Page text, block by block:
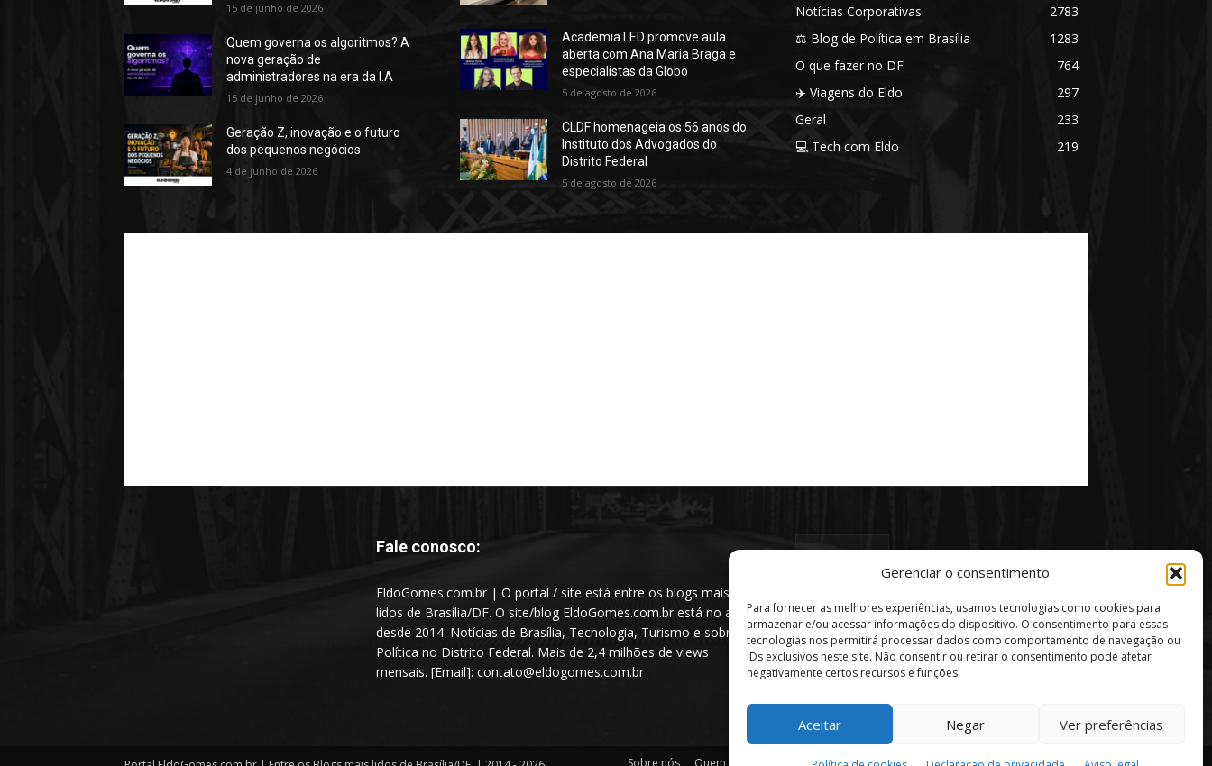
Gerenciar o consentimento
Para fornecer as melhores experiências, usamos tecnologias como cookies para
armazenar e/ou acessar informações do dispositivo. O consentimento para essas
tecnologias nos permitirá processar dados como comportamento de navegação ou
IDs exclusivos neste site. Não consentir ou retirar o consentimento pode afetar
negativamente certos recursos e funções.
Aceitar Negar Ver preferências
15 de junho de 2026
Quem governa os algoritmos? A
nova geração de
administradores na era da I.A
15 de junho de 2026
Geração Z, inovação e o futuro
dos pequenos negócios
4 de junho de 2026
Academia LED promove aula
aberta com Ana Maria Braga e
especialistas da Globo
5 de agosto de 2026
CLDF homenageia os 56 anos do
Instituto dos Advogados do
Distrito Federal
5 de agosto de 2026
Notícias Corporativas
2783
⚖️ Blog de Política em Brasília
1283
O que fazer no DF
764
✈️ Viagens do Eldo
297
Geral
233
💻 Tech com Eldo
219
Fale conosco:
EldoGomes.com.br | O portal / site está entre os blogs mais
lidos de Brasília/DF. O site/blog EldoGomes.com.br está no ar
desde 2014. Notícias de Brasília, Tecnologia, Turismo e sobre a
Política no Distrito Federal. Mais de 2,4 milhões de views
mensais. [Email]: contato@eldogomes.com.br